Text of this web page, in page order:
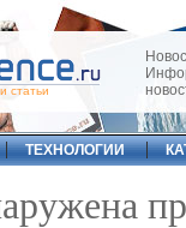
статьи
ТЕХНОЛОГИИ